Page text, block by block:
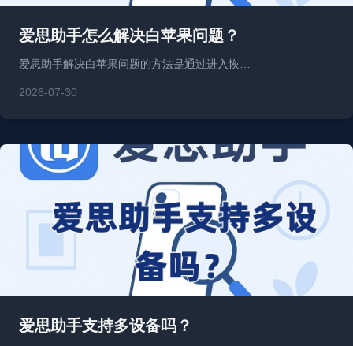
爱思助手怎么解决白苹果问题？
爱思助手解决白苹果问题的方法是通过进入恢…
2026-07-30
爱思助手支持多设备吗？